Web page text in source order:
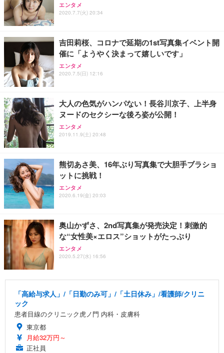
エンタメ
2020.7.7(火) 20:34
吉田莉桜、コロナで延期の1st写真集イベント開
催に「ようやく決まって嬉しいです」
エンタメ
2020.7.5(日) 12:16
大人の色気がハンパない！長谷川京子、上半身
ヌードのセクシーな後ろ姿が公開！
エンタメ
2019.11.9(土) 20:48
熊切あさ美、16年ぶり写真集で大胆手ブラショ
ットに挑戦！
エンタメ
2020.6.19(金) 20:03
奥山かずさ、2nd写真集が発売決定！刺激的
な“女性美×エロス”ショットがたっぷり
エンタメ
2020.5.27(水) 16:56
「高給与求人」/「日勤のみ可」/「土日休み」/看護師/クリニ
ック
患者目線のクリニック虎ノ門 内科・皮膚科
東京都
月給32万円～
正社員